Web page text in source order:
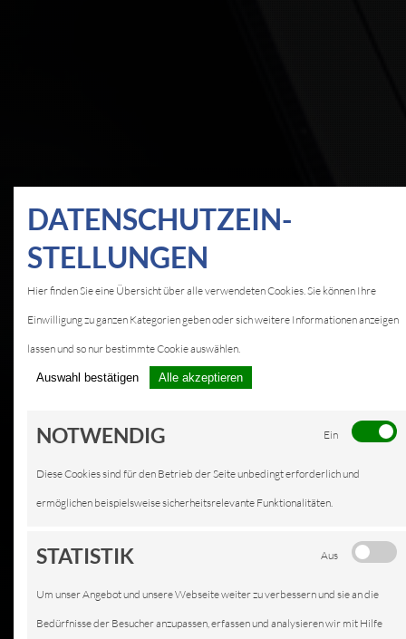
DATEN­SCHUTZ­EIN­
STELLUNGEN
Hier finden Sie eine Übersicht über alle verwendeten Cookies. Sie können Ihre
Einwilligung zu ganzen Kategorien geben oder sich weitere Informationen anzeigen
lassen und so nur bestimmte Cookie auswählen.
Auswahl bestätigen Alle akzeptieren
NOTWENDIG Ein
Diese Cookies sind für den Betrieb der Seite unbedingt erforderlich und
ermöglichen beispielsweise sicherheitsrelevante Funktionalitäten.
STATISTIK Aus
Um unser Angebot und unsere Webseite weiter zu verbessern und sie an die
Bedürfnisse der Besucher anzupassen, erfassen und analysieren wir mit Hilfe